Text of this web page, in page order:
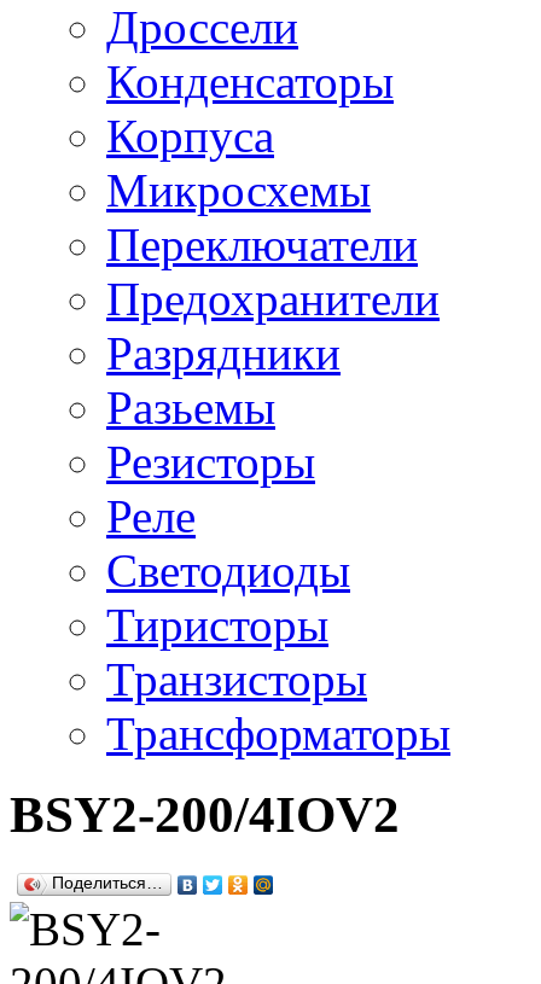
Дроссели
Конденсаторы
Корпуса
Микросхемы
Переключатели
Предохранители
Разрядники
Разьемы
Резисторы
Реле
Светодиоды
Тиристоры
Транзисторы
Трансформаторы
BSY2-200/4IOV2
Поделиться…